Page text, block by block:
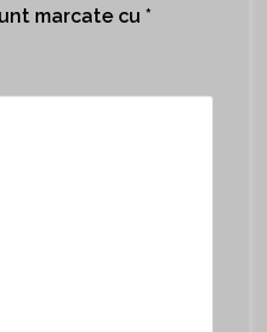
marcate cu *